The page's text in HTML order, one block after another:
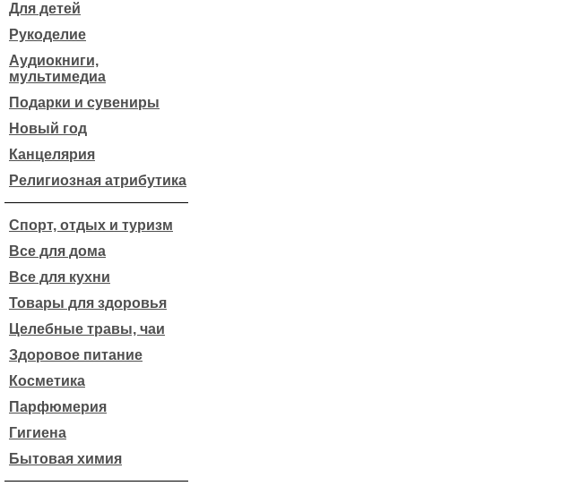
Для детей
Рукоделие
Аудиокниги,
мультимедиа
Подарки и сувениры
Новый год
Канцелярия
Религиозная атрибутика
Спорт, отдых и туризм
Все для дома
Все для кухни
Товары для здоровья
Целебные травы, чаи
Здоровое питание
Косметика
Парфюмерия
Гигиена
Бытовая химия